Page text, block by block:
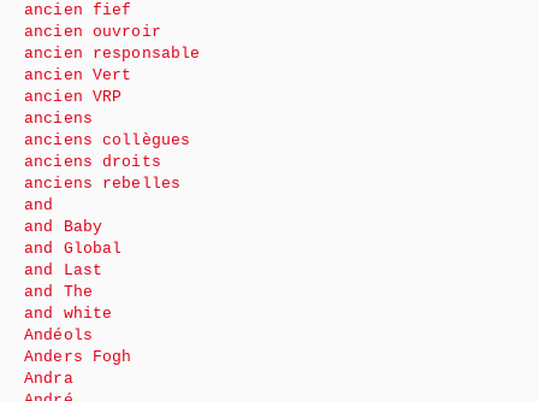
ancien fief
ancien ouvroir
ancien responsable
ancien Vert
ancien VRP
anciens
anciens collègues
anciens droits
anciens rebelles
and
and Baby
and Global
and Last
and The
and white
Andéols
Anders Fogh
Andra